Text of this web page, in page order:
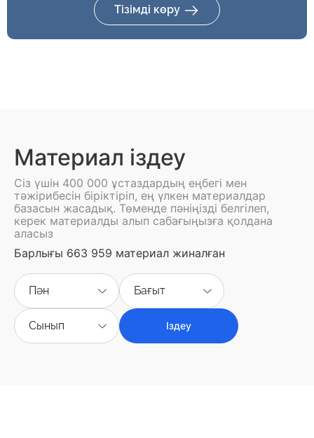
Тізімді көру
Материал іздеу
Сіз үшін 400 000 ұстаздардың еңбегі мен
тәжірибесін біріктіріп, ең үлкен материалдар
базасын жасадық. Төменде пәніңізді белгілеп,
керек материалды алып сабағыңызға қолдана
аласыз
Барлығы 663 959 материал жиналған
Пән Бағыт
Сынып Іздеу